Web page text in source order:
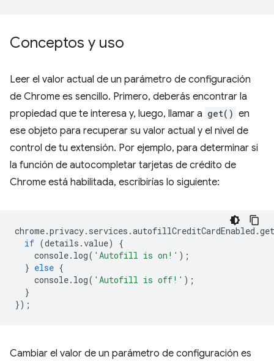
Conceptos y uso
Leer el valor actual de un parámetro de configuración
de Chrome es sencillo. Primero, deberás encontrar la
propiedad que te interesa y, luego, llamar a get() en
ese objeto para recuperar su valor actual y el nivel de
control de tu extensión. Por ejemplo, para determinar si
la función de autocompletar tarjetas de crédito de
Chrome está habilitada, escribirías lo siguiente:
chrome.privacy. services .autofillCreditCardEnabled .get
if (details .value)
{
console. log( 'Autofill is on!' );
} else {
console. log( 'Autofill is off!' );
}
});
Cambiar el valor de un parámetro de configuración es